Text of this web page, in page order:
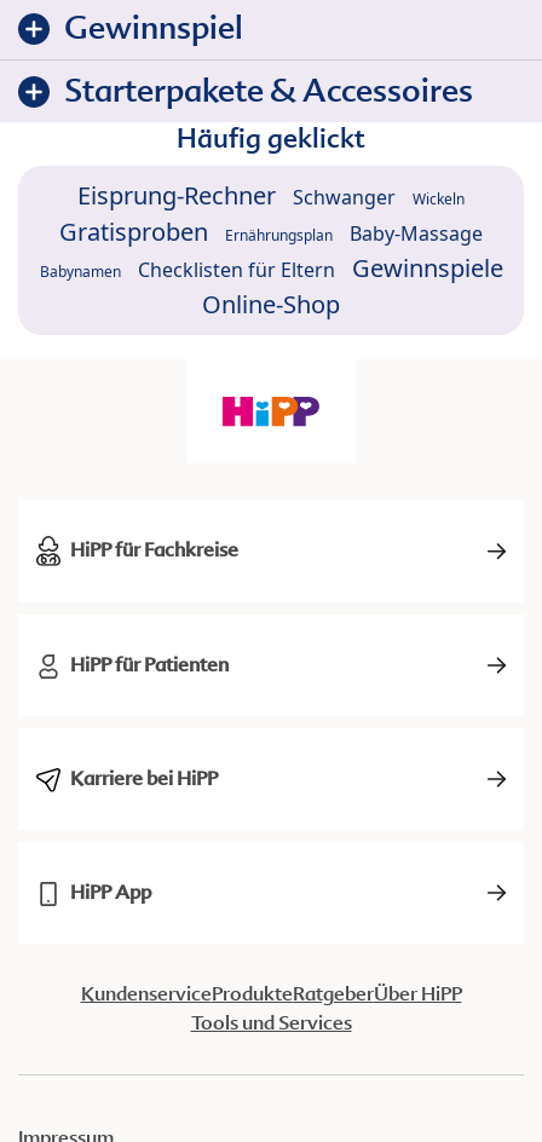
Gewinnspiel
Starterpakete & Accessoires
Häufig geklickt
Eisprung-Rechner Schwanger Wickeln
Gratisproben Ernährungsplan Baby-Massage
Babynamen Checklisten für Eltern
Gewinnspiele
Online-Shop
HiPP für Fachkreise
HiPP für Patienten
Karriere bei HiPP
HiPP App
KundenserviceProdukteRatgeberÜber HiPP
Tools und Services